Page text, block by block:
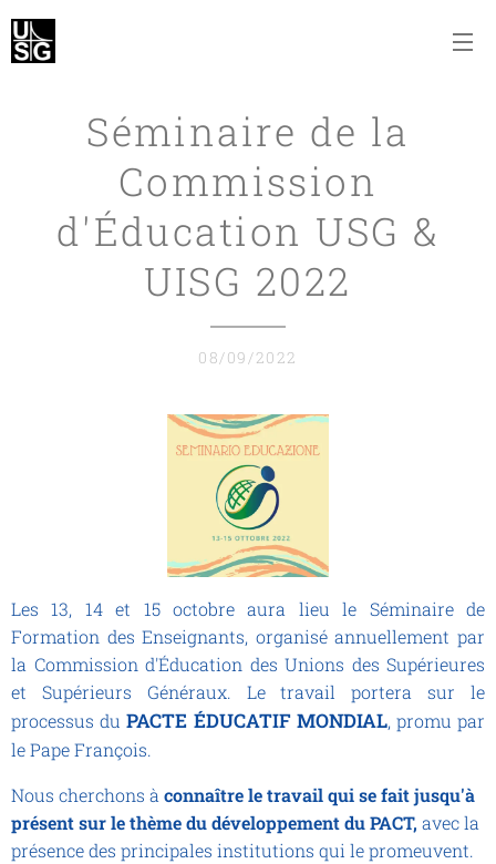
Séminaire de la
Commission
d'Éducation USG &
UISG 2022
08/09/2022
Les 13, 14 et 15 octobre aura lieu le Séminaire de
Formation des Enseignants, organisé annuellement par
la Commission d'Éducation des Unions des Supérieures
et Supérieurs Généraux. Le travail portera sur le
processus duPACTE ÉDUCATIF MONDIAL, promu par
le Pape François.
Nous cherchons à connaître le travail qui se fait jusqu'à
présent sur le thème du développement du PACT, avec la
présence des principales institutions qui le promeuvent.